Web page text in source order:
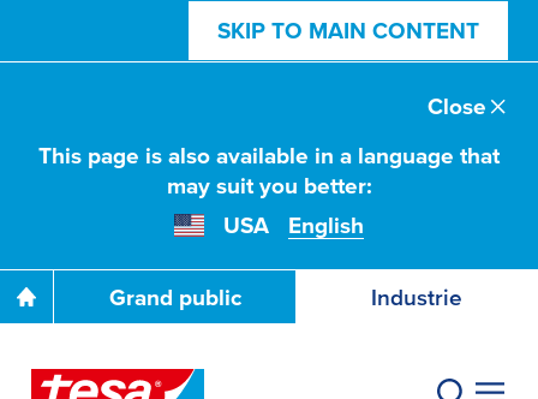
SKIP TO MAIN CONTENT
This page is also available in a language that
may suit you better:
USA
English
Close
Grand public Industrie